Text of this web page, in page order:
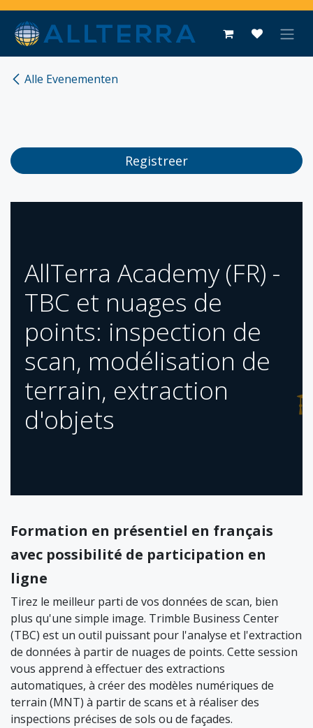
Overslaan naar inhoud
Alle Evenementen
Registreer
​AllTerra Academy (FR) -
TBC et nuages de
points: inspection de
scan, modélisation de
terrain, extraction
d'objets
Formation en présentiel en français
avec possibilité de participation en
ligne
Tirez le meilleur parti de vos données de scan, bien
plus qu'une simple image. Trimble Business Center
(TBC) est un outil puissant pour l'analyse et l'extraction
de données à partir de nuages de points. Cette session
vous apprend à effectuer des extractions
automatiques, à créer des modèles numériques de
terrain (MNT) à partir de scans et à réaliser des
inspections précises de sols ou de façades.